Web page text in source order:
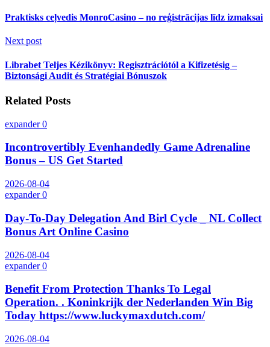
Praktisks ceļvedis MonroCasino – no reģistrācijas līdz izmaksai
Next post
Librabet Teljes Kézikönyv: Regisztrációtól a Kifizetésig –
Biztonsági Audit és Stratégiai Bónuszok
Related Posts
expander0
Incontrovertibly Evenhandedly Game Adrenaline
Bonus – US Get Started
2026-08-04
expander0
Day-To-Day Delegation And Birl Cycle _ NL Collect
Bonus Art Online Casino
2026-08-04
expander0
Benefit From Protection Thanks To Legal
Operation. . Koninkrijk der Nederlanden Win Big
Today https://www.luckymaxdutch.com/
2026-08-04